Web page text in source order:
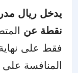
نقطة عن
فقط على
المنافسة على